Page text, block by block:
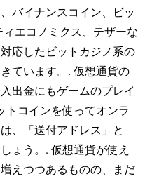
バイナンスコイン、ビッ
ィエコノミクス、テザーな
応したビットカジノ系の
ています。. 仮想通貨の
出金にもゲームのプレイ
トコインを使ってオンラ
、「送付アドレス」と
ょう。. 仮想通貨が使え
えつつあるものの、まだ